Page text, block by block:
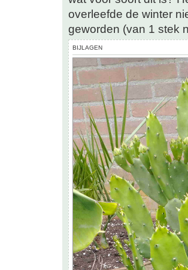
overleefde de winter
geworden (van 1 stek
BIJLAGEN